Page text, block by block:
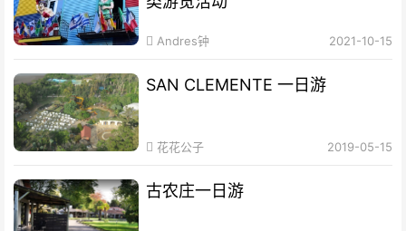
Andres钟 2021-10-15
SAN CLEMENTE 一日游
花花公子 2019-05-15
古农庄一日游